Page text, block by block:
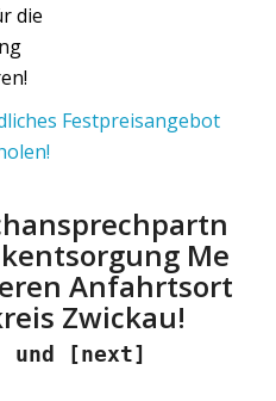
die
Festpreisangebot
Me
Anfahrtsort
Zwickau!
und [next]